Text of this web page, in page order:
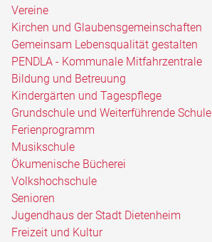
Vereine
Kirchen und Glaubensgemeinschaften
Gemeinsam Lebensqualität gestalten
PENDLA - Kommunale Mitfahrzentrale
Bildung und Betreuung
Kindergärten und Tagespflege
Grundschule und Weiterführende Schule
Ferienprogramm
Musikschule
Ökumenische Bücherei
Volkshochschule
Senioren
Jugendhaus der Stadt Dietenheim
Freizeit und Kultur